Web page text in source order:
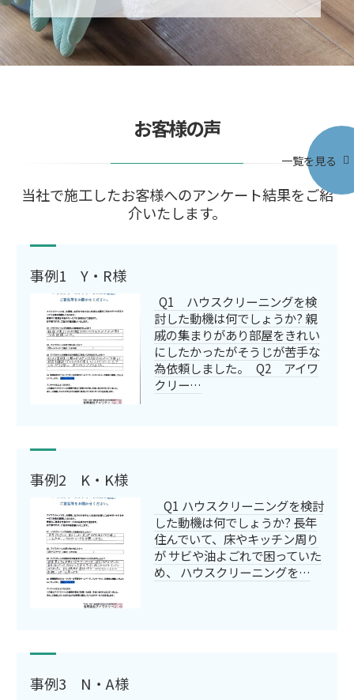
お客様の声
当社で施工したお客様へのアンケート結果をご紹
介いたします。
一覧を見る
事例1 Y・R様
Q1 ハウスクリーニングを検
討した動機は何でしょうか? 親
戚の集まりがあり部屋をきれい
にしたかったがそうじが苦手な
為依頼しました。 Q2 アイワ
クリー…
事例2 K・K様
Q1 ハウスクリーニングを検討
した動機は何でしょうか? 長年
住んでいて、床やキッチン周り
が サビや油よごれで困っていた
め、 ハウスクリーニングを…
事例3 N・A様